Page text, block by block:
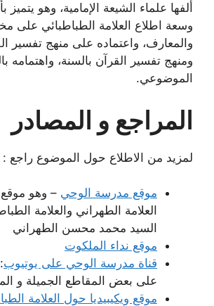
ألفها علماء الشيعة الإمامية، وهو يتميز
وسعة اطلاع العلامة الطباطبائي على
والمعارف، واعتماده على منهج تفسير
ومنهج تفسير القرآن بالسنة، واهتمامه
الموضوعي.
المراجع و المصادر
لمزيد من الاطلاع حول الموضوع راجع :
موقع مدرسة الوحي – وهو موقع
العلامة الطهراني والعلامة
السيد محمد محسن الطهراني
موقع نداء الملكوت
قناة مدرسة الوحي على يوتيوب
على بعض المقاطع الجميلة و
موقع ويكيبيديا حول العلامة